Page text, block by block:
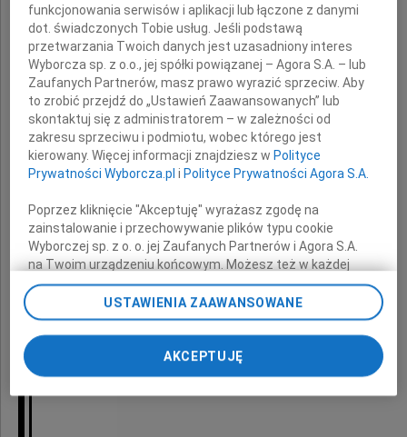
Sabiny Zabiega
i Jej Rodziny
z powodu śmierci ukochanej
Siostry
i Jej Męża
składa
Marek Markowski
wraz z Pracownikami firmy
C/S Polska Sp. z o.o.
funkcjonowania serwisów i aplikacji lub łączone z danymi
dot. świadczonych Tobie usług. Jeśli podstawą
przetwarzania Twoich danych jest uzasadniony interes
Wyborcza sp. z o.o., jej spółki powiązanej – Agora S.A. – lub
Zaufanych Partnerów, masz prawo wyrazić sprzeciw. Aby
to zrobić przejdź do „Ustawień Zaawansowanych” lub
skontaktuj się z administratorem – w zależności od
zakresu sprzeciwu i podmiotu, wobec którego jest
kierowany. Więcej informacji znajdziesz w Polityce
Prywatności Wyborcza.pl i Polityce Prywatności Agora S.A.
Poprzez kliknięcie "Akceptuję" wyrażasz zgodę na
zainstalowanie i przechowywanie plików typu cookie
Wyborczej sp. z o. o. jej Zaufanych Partnerów i Agora S.A.
na Twoim urządzeniu końcowym. Możesz też w każdej
chwili zmienić swoje preferencje dot. plików cookie,
ponownie wywołując narzędzie do zarządzania Twoimi
preferencjami dot. przetwarzania danych poprzez
odnośnik „Ustawienia prywatności” w stopce serwisu i
przechodząc do sekcji „Ustawienia zaawansowane”.
Zmiana ustawień plików cookie możliwa jest także za
USTAWIENIA ZAAWANSOWANE
AKCEPTUJĘ